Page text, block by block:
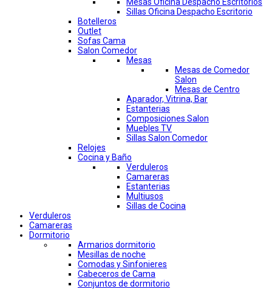
Mesas Oficina Despacho Escritorios
Sillas Oficina Despacho Escritorio
Botelleros
Outlet
Sofas Cama
Salon Comedor
Mesas
Mesas de Comedor
Salon
Mesas de Centro
Aparador, Vitrina, Bar
Estanterias
Composiciones Salon
Muebles TV
Sillas Salon Comedor
Relojes
Cocina y Baño
Verduleros
Camareras
Estanterias
Multiusos
Sillas de Cocina
Verduleros
Camareras
Dormitorio
Armarios dormitorio
Mesillas de noche
Comodas y Sinfonieres
Cabeceros de Cama
Conjuntos de dormitorio